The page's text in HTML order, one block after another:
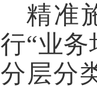
精准
行“业务
分层分